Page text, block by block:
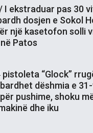
I ekstraduar pas 30
dosjen e Sokol
një kasetofon solli
Patos
pistoleta “Glock”
dëshmia e
pushime, shoku
dhe iku